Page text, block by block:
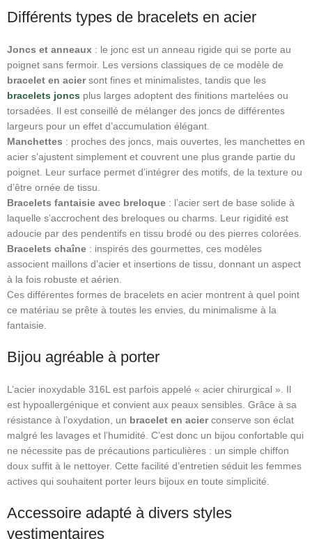
Différents types de bracelets en acier
Joncs et anneaux : le jonc est un anneau rigide qui se porte au
poignet sans fermoir. Les versions classiques de ce modèle de
bracelet en aciersont fines et minimalistes, tandis que les
bracelets joncs plus larges adoptent des finitions martelées ou
torsadées. Il est conseillé de mélanger des joncs de différentes
largeurs pour un effet d’accumulation élégant.
Manchettes : proches des joncs, mais ouvertes, les manchettes en
acier s’ajustent simplement et couvrent une plus grande partie du
poignet. Leur surface permet d’intégrer des motifs, de la texture ou
d’être ornée de tissu.
Bracelets fantaisie avec breloque : l’acier sert de base solide à
laquelle s’accrochent des breloques ou charms. Leur rigidité est
adoucie par des pendentifs en tissu brodé ou des pierres colorées.
Bracelets chaîne : inspirés des gourmettes, ces modèles
associent maillons d’acier et insertions de tissu, donnant un aspect
à la fois robuste et aérien.
Ces différentes formes de bracelets en acier montrent à quel point
ce matériau se prête à toutes les envies, du minimalisme à la
fantaisie.
Bijou agréable à porter
L’acier inoxydable 316L est parfois appelé « acier chirurgical ». Il
est hypoallergénique et convient aux peaux sensibles. Grâce à sa
résistance à l’oxydation, un bracelet en acierconserve son éclat
malgré les lavages et l’humidité. C’est donc un bijou confortable qui
ne nécessite pas de précautions particulières : un simple chiffon
doux suffit à le nettoyer. Cette facilité d’entretien séduit les femmes
actives qui souhaitent porter leurs bijoux en toute simplicité.
Accessoire adapté à divers styles
vestimentaires